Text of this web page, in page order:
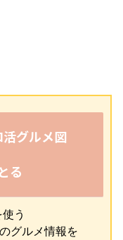
活グルメ図
る
う
グルメ情報を